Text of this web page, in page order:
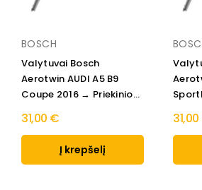
BOSCH
Valytuvai Bosch
Aerotwin AUDI A5 B9
Coupe 2016 → Priekinio...
31,00 €
Į krepšelį